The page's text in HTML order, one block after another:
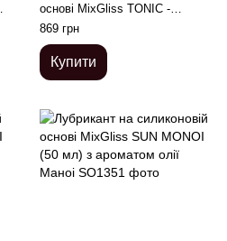
основі MixGliss TONIC -
GINGEMBRE (50 мл) з
ароматом імбиру
869 грн
Купити